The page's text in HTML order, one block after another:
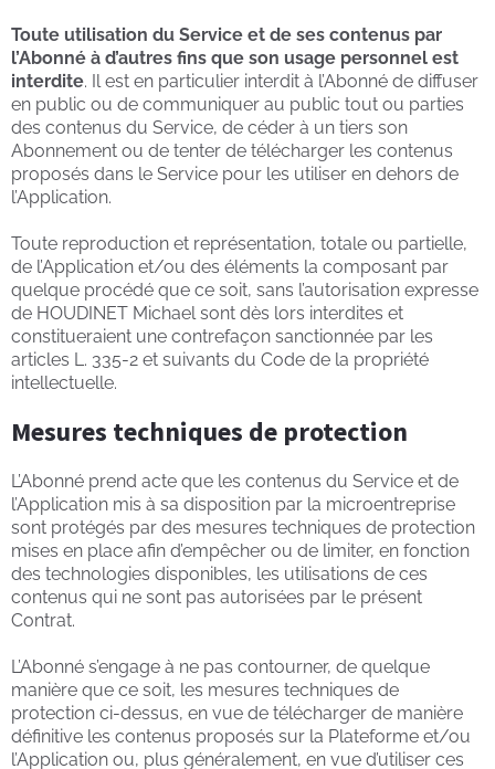
Toute utilisation du Service et de ses contenus par
l’Abonné à d’autres fins que son usage personnel est
interdite. Il est en particulier interdit à l’Abonné de diffuser
en public ou de communiquer au public tout ou parties
des contenus du Service, de céder à un tiers son
Abonnement ou de tenter de télécharger les contenus
proposés dans le Service pour les utiliser en dehors de
l’Application.
Toute reproduction et représentation, totale ou partielle,
de l’Application et/ou des éléments la composant par
quelque procédé que ce soit, sans l’autorisation expresse
de HOUDINET Michael sont dès lors interdites et
constitueraient une contrefaçon sanctionnée par les
articles L. 335-2 et suivants du Code de la propriété
intellectuelle.
Mesures techniques de protection
L’Abonné prend acte que les contenus du Service et de
l’Application mis à sa disposition par la microentreprise
sont protégés par des mesures techniques de protection
mises en place afin d’empêcher ou de limiter, en fonction
des technologies disponibles, les utilisations de ces
contenus qui ne sont pas autorisées par le présent
Contrat.
L’Abonné s’engage à ne pas contourner, de quelque
manière que ce soit, les mesures techniques de
protection ci-dessus, en vue de télécharger de manière
définitive les contenus proposés sur la Plateforme et/ou
l’Application ou, plus généralement, en vue d’utiliser ces